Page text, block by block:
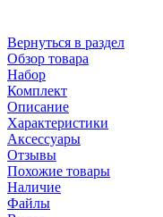
Вернуться в раздел
Обзор товара
Набор
Комплект
Описание
Характеристики
Аксессуары
Отзывы
Похожие товары
Наличие
Файлы